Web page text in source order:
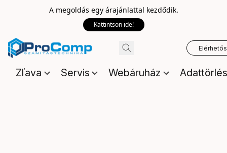
A megoldás egy árajánlattal kezdődik.
Kattintson ide!
Zľava Servis Webáruház